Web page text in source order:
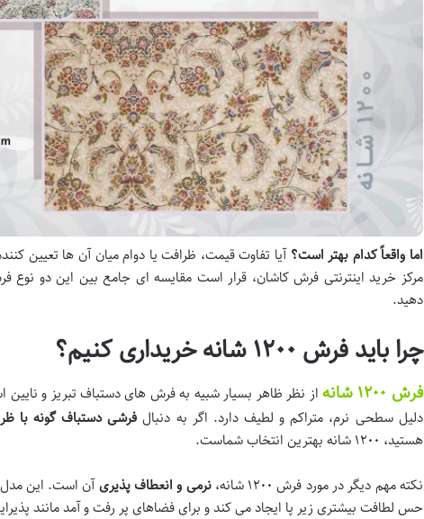
اما واقعاً کدام بهتر است؟ آیا تفاوت قیمت، ظرافت یا دوام میان آن ها تعیین
مرکز خرید اینترنتی فرش کاشان، قرار است مقایسه ای جامع بین این دو نوع
دهید.
چرا باید فرش ۱۲۰۰ شانه خریداری کنیم؟
فرش ۱۲۰۰ شانه
دلیل سطحی نرم، متراکم و لطیف دارد. اگر به دنبال فرشی دستباف گونه با
هستید، ۱۲۰۰ شانه بهترین انتخاب شماست.
نکته مهم دیگر در مورد فرش ۱۲۰۰ شانه، نرمی و انعطافپذیری
حس لطافت بیشتری زیر پا ایجاد می کند و برای فضاهای پر رفت و آمد مانند